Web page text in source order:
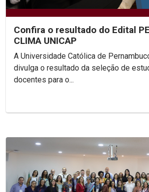
Confira o resultado do Edital
CLIMA UNICAP
A Universidade Católica de
divulga o resultado da seleção de
docentes para o...